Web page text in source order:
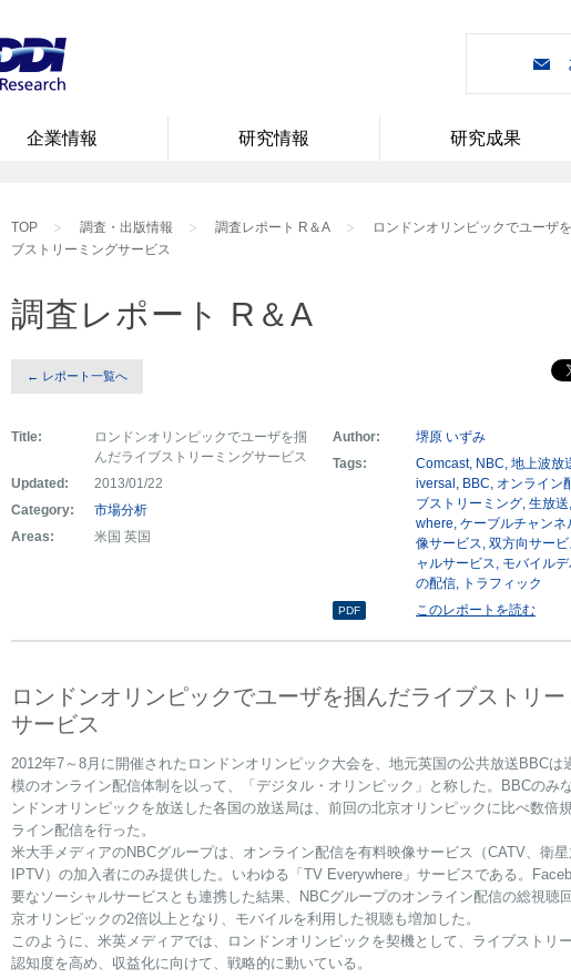
企業情報 研究情報 研究成果
TOP 調査・出版情報 調査レポート R＆A
ロンドンオリンピックでユーザ
ブストリーミングサービス
調査レポート R＆A
← レポート一覧へ
Title:
ロンドンオリンピックでユーザを掴
んだライブストリーミングサービス
Updated:
2013/01/22
Category:
市場分析
Areas:
米国 英国
Author:
堺原 いずみ
Tags:
Comcast NBC 地上波放
iversal BBC オンライン
ブストリーミング 生放送
where ケーブルチャンネ
像サービス 双方向サービ
ャルサービス
モバイル
の配信
トラフィック
PDF このレポートを読む
ロンドンオリンピックでユーザを掴んだライブストリ
サービス
2012年7～8月に開催されたロンドンオリンピック大会を、地元英国の公共放送BBCは
模のオンライン配信体制を以って、「デジタル・オリンピック」と称した。BBCのみ
ンドンオリンピックを放送した各国の放送局は、前回の北京オリンピックに比べ数倍
ライン配信を行った。
米大手メディアのNBCグループは、オンライン配信を有料映像サービス（CATV、衛星
IPTV）の加入者にのみ提供した。いわゆる「TV Everywhere」サービスである。
要なソーシャルサービスとも連携した結果、NBCグループのオンライン配信の総視聴
京オリンピックの2倍以上となり、モバイルを利用した視聴も増加した。
このように、米英メディアでは、ロンドンオリンピックを契機として、ライブストリ
認知度を高め、収益化に向けて、戦略的に動いている。